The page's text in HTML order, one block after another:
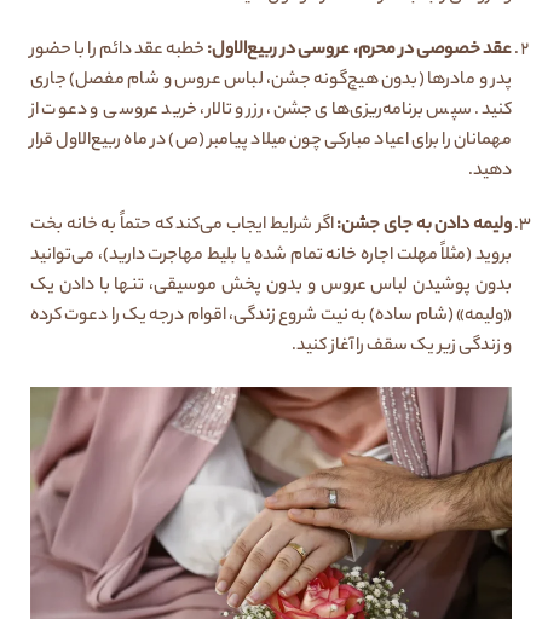
عقد خصوصی در محرم، عروسی در ربیع‌الاول:خطبه عقد دائم را با حضور
پدر و مادرها (بدون هیچ‌گونه جشن، لباس عروس و شام مفصل) جاری
کنید. سپس برنامه‌ریزی‌های جشن، رزرو تالار، خرید عروسی و دعوت از
مهمانان را برای اعیاد مبارکی چون میلاد پیامبر (ص) در ماه ربیع‌الاول قرار
دهید.
ولیمه دادن به جای جشن:اگر شرایط ایجاب می‌کند که حتماً به خانه بخت
بروید (مثلاً مهلت اجاره خانه تمام شده یا بلیط مهاجرت دارید)، می‌توانید
بدون پوشیدن لباس عروس و بدون پخش موسیقی، تنها با دادن یک
«ولیمه» (شام ساده) به نیت شروع زندگی، اقوام درجه یک را دعوت کرده
و زندگی زیر یک سقف را آغاز کنید.